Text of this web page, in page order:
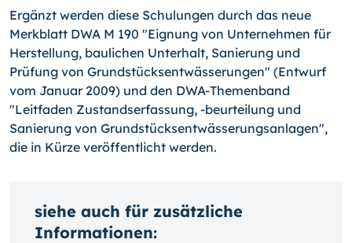
Ergänzt werden diese Schulungen durch das neue
Merkblatt DWA M 190 "Eignung von Unternehmen für
Herstellung, baulichen Unterhalt, Sanierung und
Prüfung von Grundstücksentwässerungen" (Entwurf
vom Januar 2009) und den DWA-Themenband
"Leitfaden Zustandserfassung, -beurteilung und
Sanierung von Grundstücksentwässerungsanlagen",
die in Kürze veröffentlicht werden.
siehe auch für zusätzliche
Informationen: